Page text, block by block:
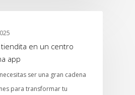
en un centro
app
ser una gran cadena
para transformar tu